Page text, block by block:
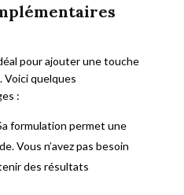
pour ajouter une touche
Voici quelques
:
formulation permet une
Vous n’avez pas besoin
des résultats